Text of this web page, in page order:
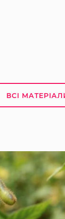
ВСІ